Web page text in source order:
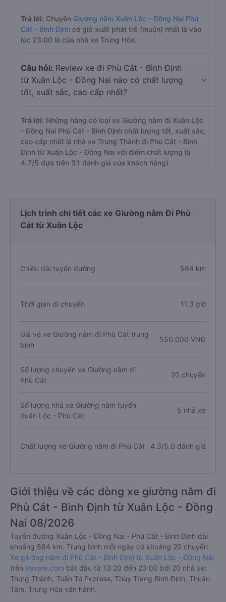
Trả lời: Chuyến Giường nằm Xuân Lộc - Đồng Nai Phù
Cát - Bình Định có giờ xuất phát trễ (muộn) nhất là vào
lúc 23:00 là của nhà xe Trung Hòa.
Câu hỏi: Review xe đi Phù Cát - Bình Định
từ Xuân Lộc - Đồng Nai nào có chất lượng
tốt, xuất sắc, cao cấp nhất?
Trả lời: Những hãng có loại xe Giường nằm đi Xuân Lộc
- Đồng Nai Phù Cát - Bình Định chất lượng tốt, xuất sắc,
cao cấp nhất là nhà xe Trung Thành đi Phù Cát - Bình
Định từ Xuân Lộc - Đồng Nai với điểm chất lượng là
4.7/5 dựa trên 31 đánh giá của khách hàng).
Lịch trình chi tiết các xe Giường nằm Đi Phù
Cát từ Xuân Lộc
Chiều dài tuyến đường 564 km
Thời gian di chuyển 11.3 giờ
Giá vé xe Giường nằm đi Phù Cát trung
bình
550.000 VNĐ
Số lượng chuyến xe Giường nằm đi
Phù Cát
20 chuyến
Số lượng nhà xe Giường nằm tuyến
Xuân Lộc - Phù Cát
5 nhà xe
Chất lượng xe Giường nằm đi Phù Cát 4.3/5.0 đánh giá
Giới thiệu về các dòng xe giường nằm đi
Phù Cát - Bình Định từ Xuân Lộc - Đồng
Nai 08/2026
Tuyến đường Xuân Lộc - Đồng Nai - Phù Cát - Bình Định dài
khoảng 564 km. Trung bình mỗi ngày có khoảng 20 chuyến
Xe giường nằm đi Phù Cát - Bình Định từ Xuân Lộc - Đồng Nai
trên Vexere.com bắt đầu từ 13:20 đến 23:00 bởi 20 nhà xe:
Trung Thành, Tuấn Tú Express, Thùy Trang Bình Định, Thuận
Tâm, Trung Hòa vận hành.